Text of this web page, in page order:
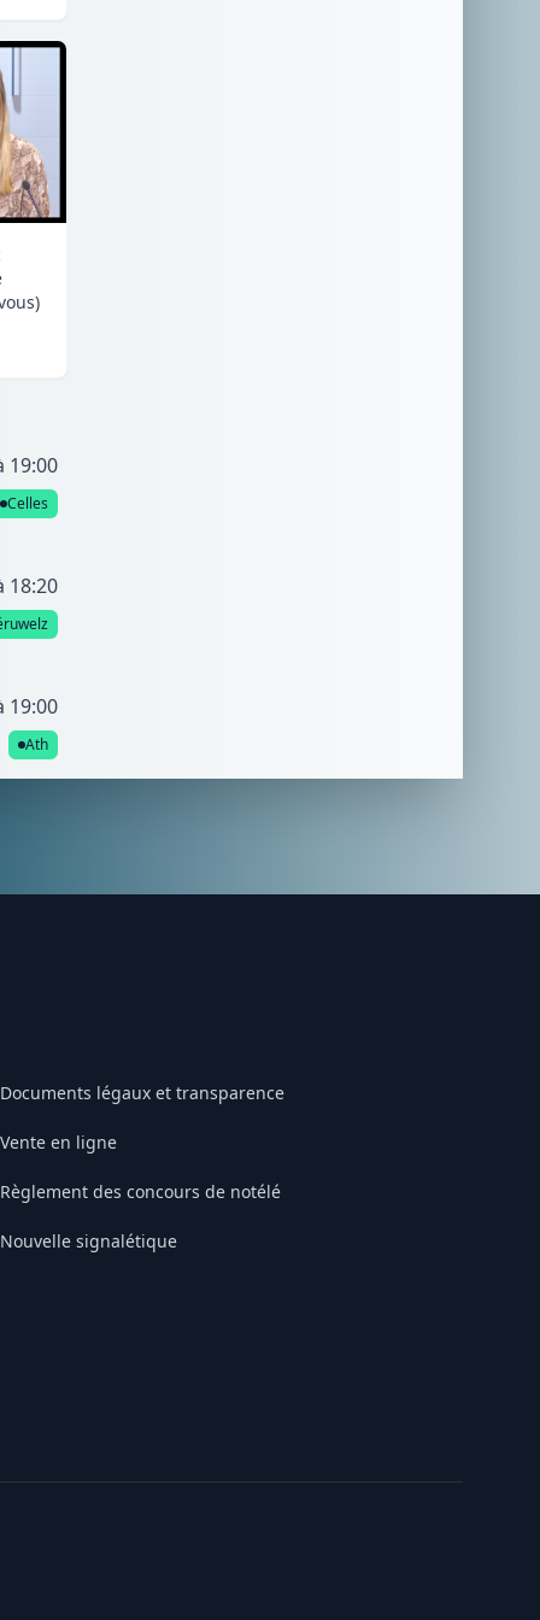
19:00
Celles
18:20
19:00
Ath
Documents légaux et transparence
Vente en ligne
Règlement des concours de notélé
Nouvelle signalétique